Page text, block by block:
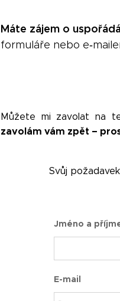
Máte zájem o
formuláře nebo
Můžete mi zavolat na
zavolám vám zpět –
Svůj
Jméno a
E-mail